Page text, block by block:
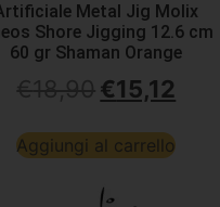
Metal Jig Molix
Shore Jigging 12.6 cm
60 gr Shaman Orange
€15,12
Aggiungi al carrello